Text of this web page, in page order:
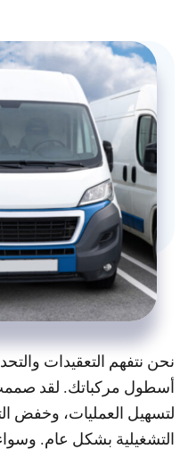
نحن نتفهم التعقيدات
أسطول مركباتك. لقد صممت
لتسهيل العمليات، وخفض
التشغيلية بشكل عام.